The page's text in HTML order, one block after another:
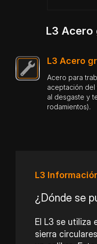
L3 Acero
L3 Acero
Acero para
aceptación
al desgaste y
rodamientos).
L3
¿Dónde se
El L3 se utiliza
sierra